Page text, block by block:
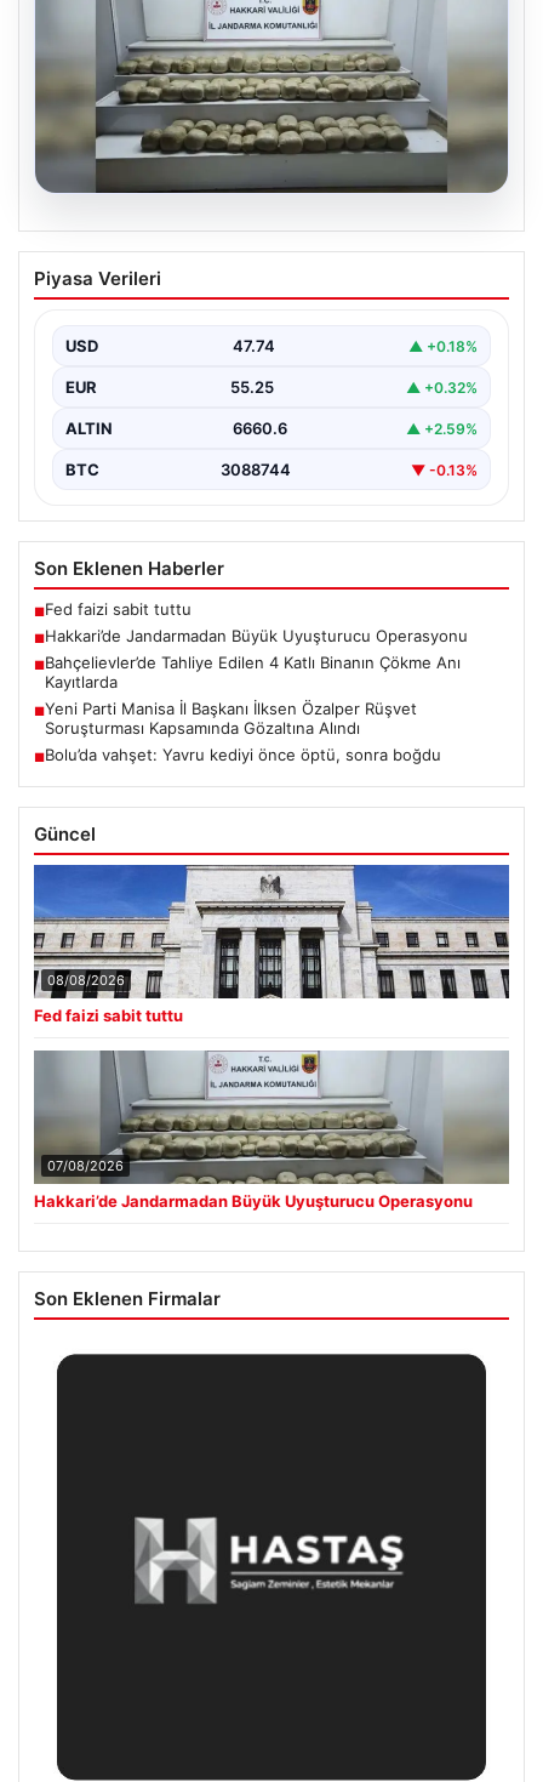
07.08.2026
Hakkari’de Jandarmadan Büyük
Uyuşturucu Operasyonu
gerçekleştirilen başarılı bir operasyonda, yüklü miktarda
esrar ele geçirildi.…
Piyasa Verileri
USD 47.74 ▲ +0.18%
EUR 55.25 ▲ +0.32%
ALTIN 6660.6 ▲ +2.59%
BTC 3088744 ▼ -0.13%
Son Eklenen Haberler
■Fed faizi sabit tuttu
■Hakkari’de Jandarmadan Büyük Uyuşturucu Operasyonu
■Bahçelievler’de Tahliye Edilen 4 Katlı Binanın Çökme Anı
Kayıtlarda
■Yeni Parti Manisa İl Başkanı İlksen Özalper Rüşvet
Soruşturması Kapsamında Gözaltına Alındı
■Bolu’da vahşet: Yavru kediyi önce öptü, sonra boğdu
Güncel
08/08/2026
Fed faizi sabit tuttu
07/08/2026
Hakkari’de Jandarmadan Büyük Uyuşturucu Operasyonu
Son Eklenen Firmalar